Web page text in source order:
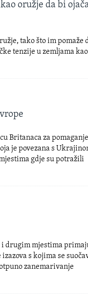
oružje da bi
tako što im pomaže
tenzije u zemljama
Britanaca za pomaganje
je povezana s
gdje su potražili
i drugim mjestima
s ​​kojima se
zanemarivanje